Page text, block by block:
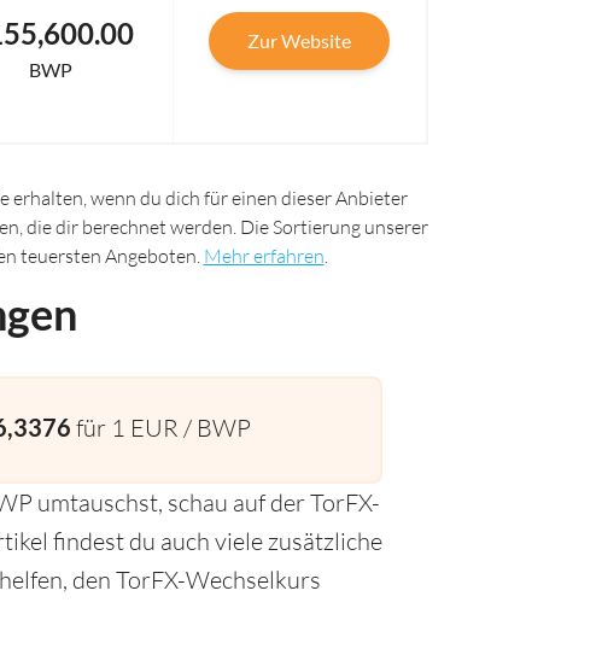
BWP
Zur Website
wenn du dich für einen dieser Anbieter
die dir berechnet werden. Die Sortierung unserer
teuersten Angeboten. Mehr erfahren.
für 1 EUR / BWP
umtauschst, schau auf der TorFX-
findest du auch viele zusätzliche
den TorFX-Wechselkurs